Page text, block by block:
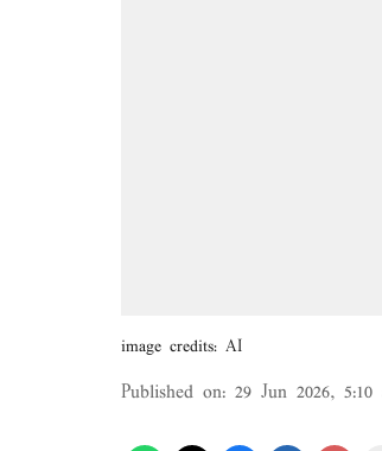
image credits: AI
Published on: 29 Jun 2026, 5:10